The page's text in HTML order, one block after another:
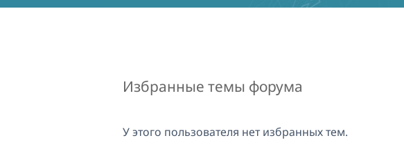
Избранные темы форума
У этого пользователя нет избранных тем.